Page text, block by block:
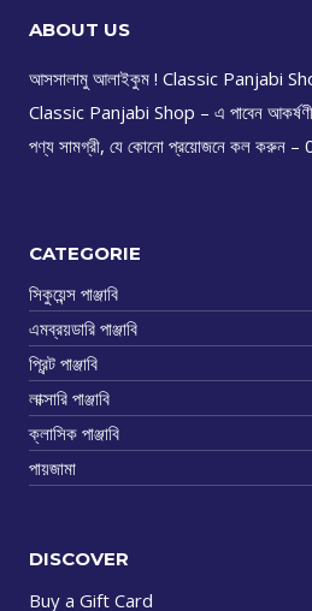
ABOUT US
আসসালামু আলাইকুম ! Classic Panjabi
Classic Panjabi Shop – এ পাবেন
পণ্য সামগ্রী, যে কোনো প্রয়োজনে কল করুন
CATEGORIE
সিকুয়েন্স পাঞ্জাবি
এমব্রয়ডারি পাঞ্জাবি
প্রিন্ট পাঞ্জাবি
লাক্সারি পাঞ্জাবি
ক্লাসিক পাঞ্জাবি
পায়জামা
DISCOVER
Buy a Gift Card